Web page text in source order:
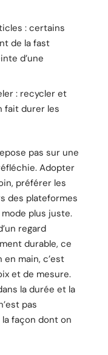
: certains
de la fast
d’une
: recycler et
fait durer les
pas sur une
Adopter
préférer les
des plateformes
plus juste.
regard
durable, ce
en main, c’est
et de mesure.
la durée et la
pas
façon dont on